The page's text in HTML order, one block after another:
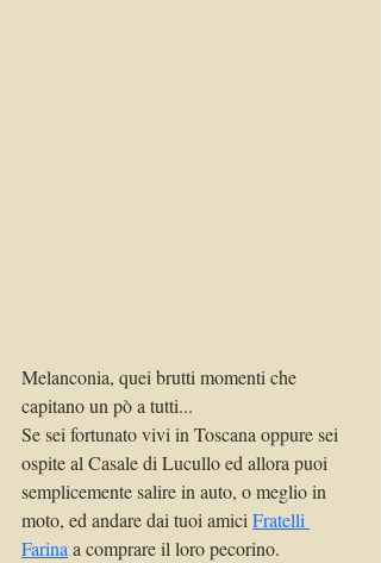
Melanconia, quei brutti momenti che
capitano un pò a tutti...
Se sei fortunato vivi in Toscana oppure sei
ospite al Casale di Lucullo ed allora puoi
semplicemente salire in auto, o meglio in
moto, ed andare dai tuoi amici Fratelli
Farina a comprare il loro pecorino.